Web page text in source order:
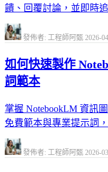
饋、回覆討論，並即時
發佈者: 工程師阿甄 2026-
如何快速製作
詞範本
掌握 NotebookLM 資訊
免費範本與專業提示詞
發佈者: 工程師阿甄 2026-